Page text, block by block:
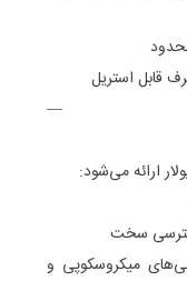
قابل استریل
—
ارائه می‌شود:
سخت
میکروسکوپی و